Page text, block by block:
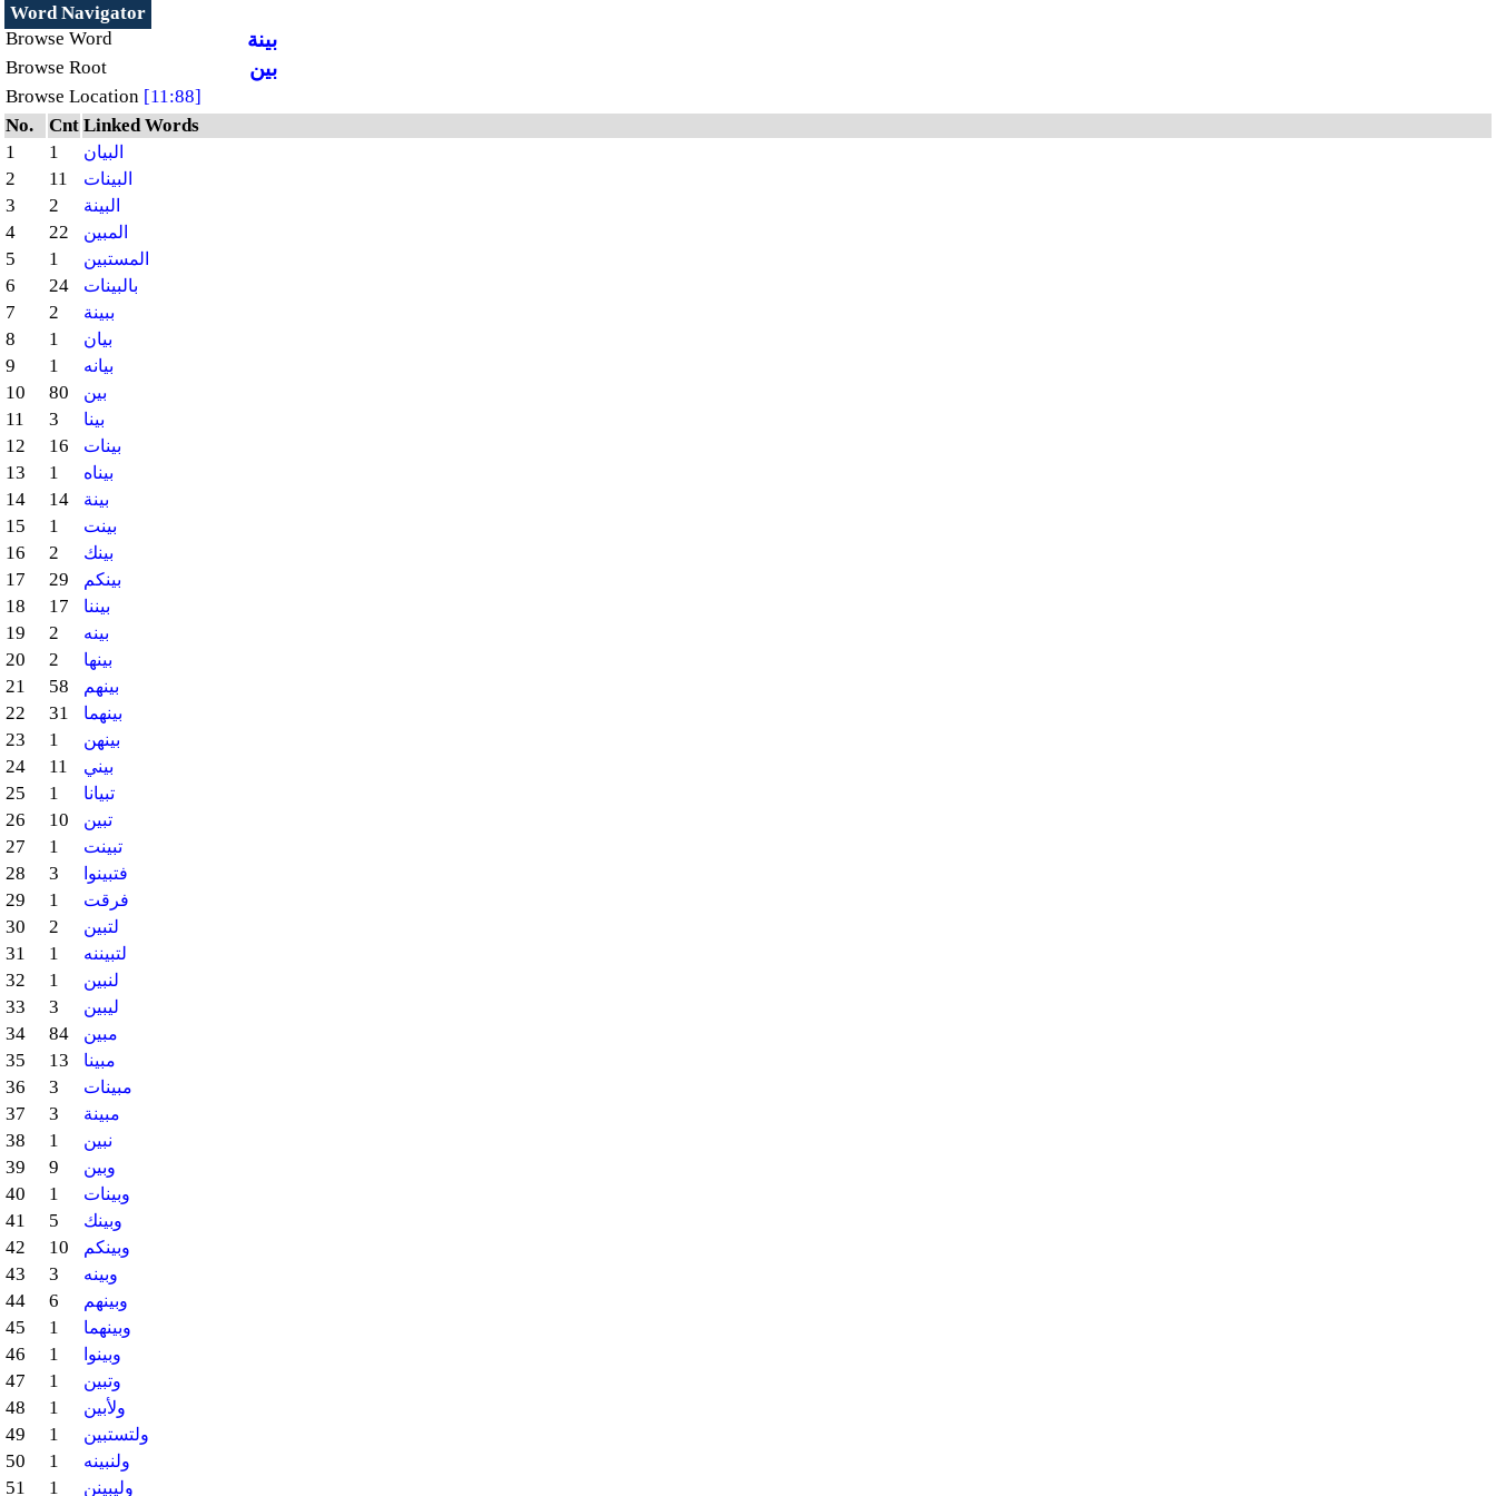
Word Navigator
Browse Word
بينة
Browse Root بين
Browse Location [11:88]
No.
Cnt Linked Words
1
1 البيان
2 11 البينات
3 2 البينة
4 22 المبين
5 1 المستبين
6 24 بالبينات
7 2 ببينة
8 1 بيان
9 1 بيانه
10 80 بين
11 3 بينا
12 16 بينات
13 1 بيناه
14 14 بينة
15 1 بينت
16 2 بينك
17 29 بينكم
18 17 بيننا
19 2 بينه
20 2 بينها
21 58 بينهم
22 31 بينهما
23 1 بينهن
24 11 بيني
25 1 تبيانا
26 10 تبين
27 1 تبينت
28 3 فتبينوا
29 1 فرقت
30 2 لتبين
31 1 لتبيننه
32 1 لنبين
33 3 ليبين
34 84 مبين
35 13 مبينا
36 3 مبينات
37 3 مبينة
38 1 نبين
39 9 وبين
40 1 وبينات
41 5 وبينك
42 10 وبينكم
43 3 وبينه
44 6 وبينهم
45 1 وبينهما
46 1 وبينوا
47 1 وتبين
48 1 ولأبين
49 1 ولتستبين
50 1 ولنبينه
51 1 وليبينن